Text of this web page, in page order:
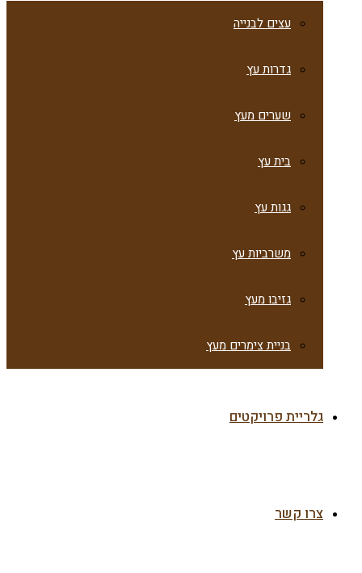
עצים לבנייה
גדרות עץ
שערים מעץ
בית עץ
גגות עץ
משרביות עץ
גזיבו מעץ
בניית צימרים מעץ
גלריית פרויקטים
צרו קשר